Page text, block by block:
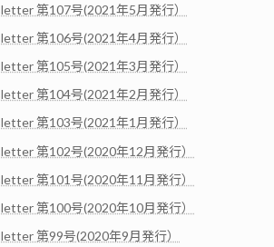
第107号(2021年5月発行）
第106号(2021年4月発行）
第105号(2021年3月発行）
第104号(2021年2月発行）
第103号(2021年1月発行）
第102号(2020年12月発行）
第101号(2020年11月発行）
第100号(2020年10月発行）
第99号(2020年9月発行）